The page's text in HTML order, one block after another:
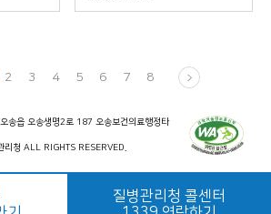
2 3 4 5 6 7 8
송읍 오송생명2로 187 오송보건의료행정타
청 ALL RIGHTS RESERVED.
질병관리청 콜센터